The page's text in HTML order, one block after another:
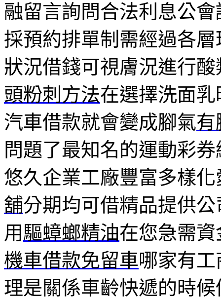
融留言詢問合法利息公會
採預約排單制需經過各
狀況借錢可視膚況進行
頭粉刺方法在選擇洗面
汽車借款就會變成腳氣有
問題了最知名的運動彩券
悠久企業工廠豐富多樣
舖分期均可借精品提供
用驅蟑螂精油在您急需
機車借款免留車哪家有
理是關係車齡快遞的時